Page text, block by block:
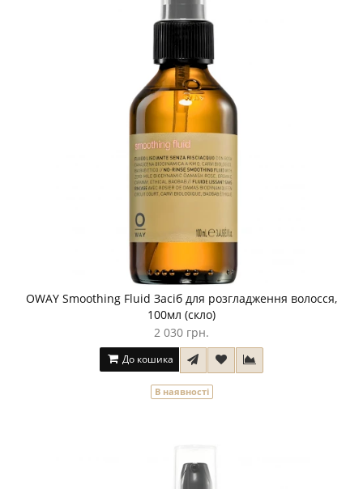
OWAY Smoothing Fluid Засіб для розгладження волосся,
100мл (скло)
2 030 грн.
До кошика
В наявності